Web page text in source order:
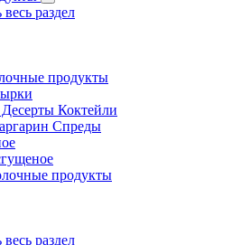
раздел
продукты
Коктейли
Спреды
продукты
раздел